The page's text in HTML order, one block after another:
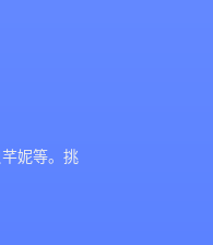
妮等。挑